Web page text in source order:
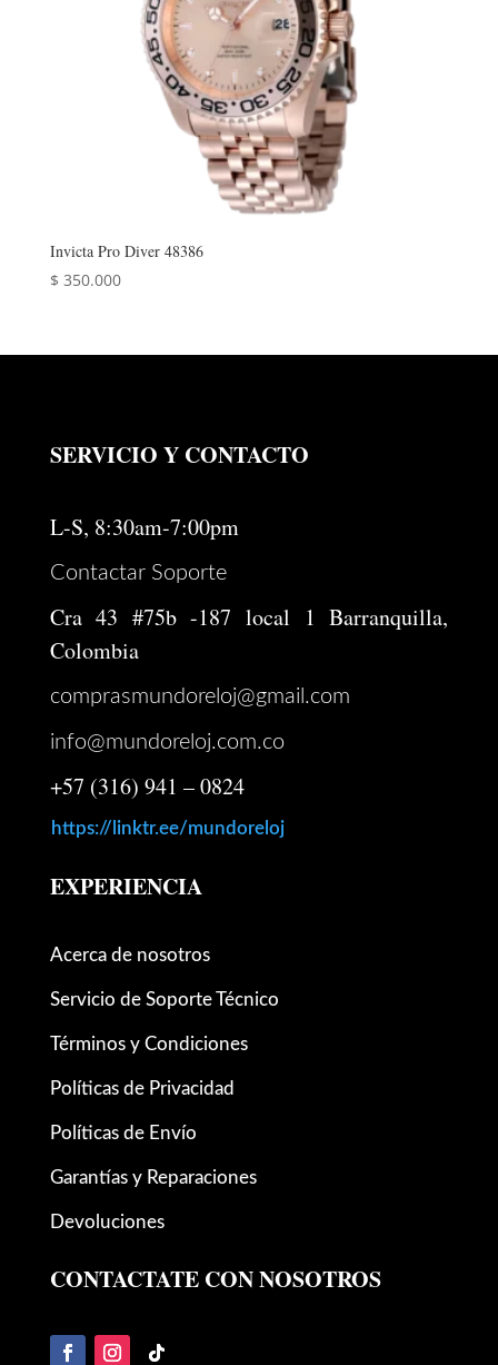
Invicta Pro Diver 48386
$ 350.000
SERVICIO Y CONTACTO
L-S, 8:30am-7:00pm
Contactar Soporte
Cra 43 #75b -187 local 1 Barranquilla,
Colombia
comprasmundoreloj@gmail.com
info@mundoreloj.com.co
+57 (316) 941 – 0824
https://linktr.ee/mundoreloj
EXPERIENCIA
Acerca de nosotros
Servicio de Soporte Técnico
Términos y Condiciones
Políticas de Privacidad
Políticas de Envío
Garantías y Reparaciones
Devoluciones
CONTACTATE CON NOSOTROS